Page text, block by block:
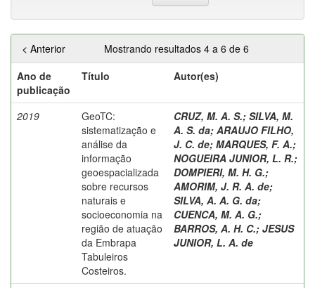
Mostrando resultados 4 a 6 de 6
< Anterior
Ano de
publicação
Título Autor(es)
2019
GeoTC:
sistematização e
análise da
informação
geoespacializada
sobre recursos
naturais e
socioeconomia na
região de atuação
da Embrapa
Tabuleiros
Costeiros.
CRUZ, M. A. S.; SILVA, M.
A. S. da; ARAUJO FILHO,
J. C. de; MARQUES, F. A.;
NOGUEIRA JUNIOR, L. R.;
DOMPIERI, M. H. G.;
AMORIM, J. R. A. de;
SILVA, A. A. G. da;
CUENCA, M. A. G.;
BARROS, A. H. C.; JESUS
JUNIOR, L. A. de